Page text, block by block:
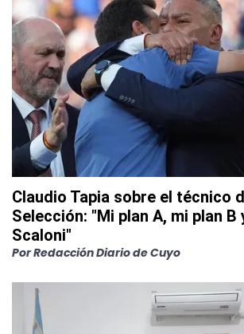
Claudio Tapia sobre el técnico
Selección: "Mi plan A, mi plan B
Scaloni"
PorRedacción Diario de Cuyo